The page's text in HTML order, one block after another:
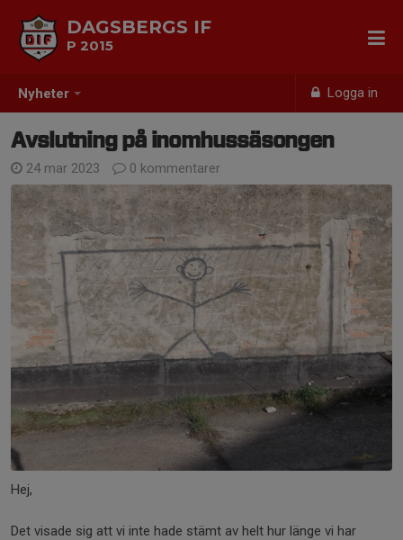
Nyheter Logga in
DAGSBERGS IF
P 2015
Avslutning på inomhussäsongen
24 mar 2023 0 kommentarer
Hej,
Det visade sig att vi inte hade stämt av helt hur länge vi har